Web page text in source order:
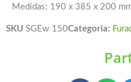
Medidas: 190 x 385 x 200
SKU SGEw 150Categoria: